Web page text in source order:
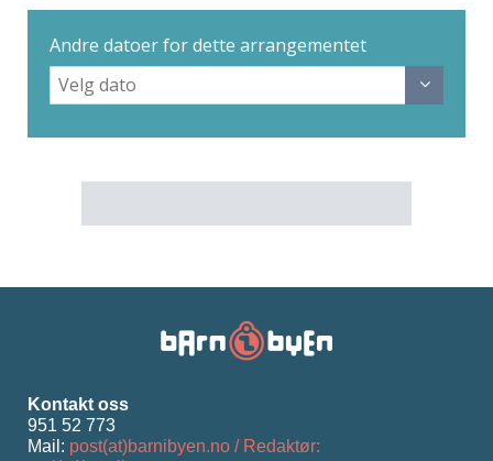
Andre datoer for dette arrangementet
Kontakt oss
951 52 773
Mail: post(at)barnibyen.no / Redaktør: